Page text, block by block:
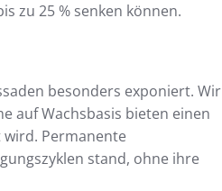
zu 25 % senken können.
besonders exponiert. Wir
auf Wachsbasis bieten einen
Permanente
stand, ohne ihre